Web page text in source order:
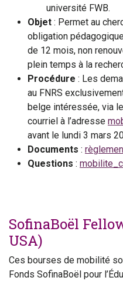
université FWB.
Objet : Permet au
obligation
de 12 mois, non
plein temps à la
Procédure : Les
au FNRS
belge intéressée, via
courriel à l’adresse
avant le lundi 3 mars
Documents :
Questions :
SofinaBoël
USA)
Ces bourses de mobilité
Fonds SofinaBoël pour